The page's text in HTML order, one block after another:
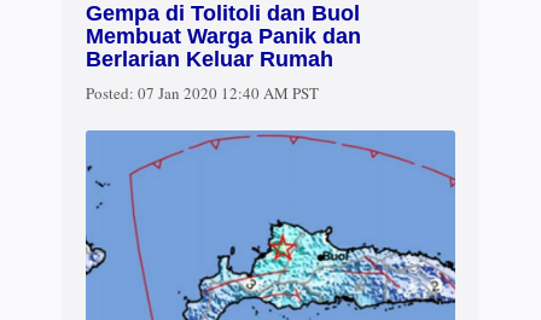
Gempa di Tolitoli dan Buol
Membuat Warga Panik dan
Berlarian Keluar Rumah
Posted: 07 Jan 2020 12:40 AM PST